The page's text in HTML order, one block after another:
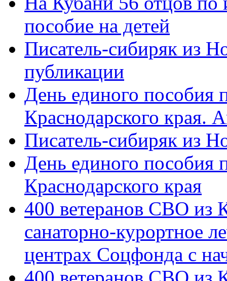
пособие на детей
Писатель-сибиряк из
публикации
День единого пособия
Краснодарского края.
Писатель-сибиряк из
День единого пособия
Краснодарского края
400 ветеранов СВО из
санаторно-курортное
центрах Соцфонда с